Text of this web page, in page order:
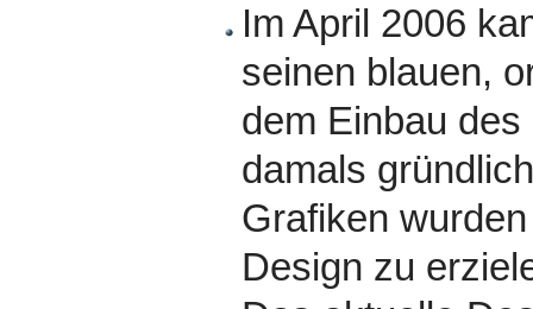
Im April 2006
seinen blauen,
dem Einbau
damals
Grafiken
Design zu